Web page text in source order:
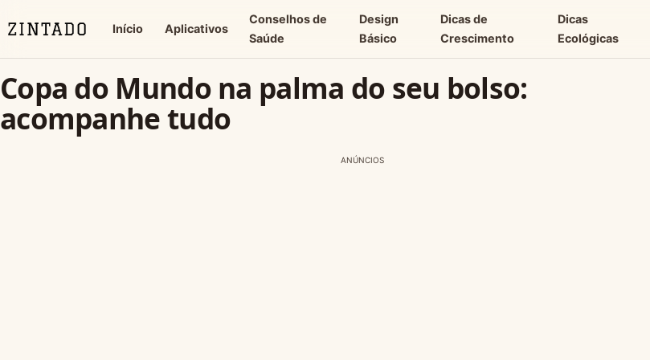
Início Aplicativos
Conselhos de
Saúde
Design
Básico
Dicas de
Crescimento
Dicas
Ecológicas
Copa do Mundo na palma do seu bolso:
acompanhe tudo
ANÚNCIOS